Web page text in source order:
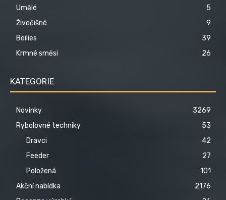
Umělé
5
Živočišné
9
Boilies
39
Krmné směsi
26
KATEGORIE
Novinky
3269
Rybolovné techniky
53
Dravci
42
Feeder
27
Položená
101
Akční nabídka
2176